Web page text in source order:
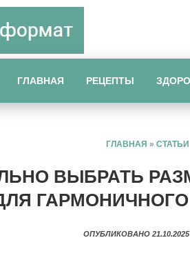
ГЛАВНАЯ РЕЦЕПТЫ
ГЛАВНАЯ » СТАТЬИ
ВЫБРАТЬ
ОПУБЛИКОВАНО